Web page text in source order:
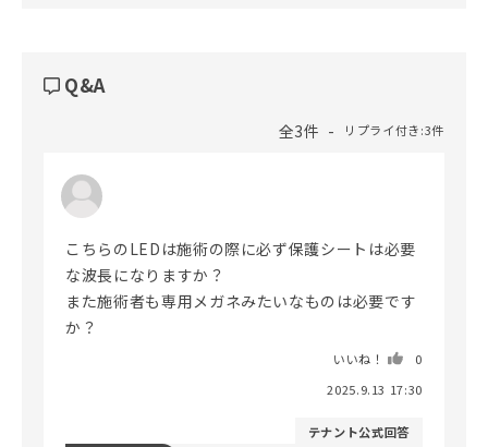
Q&A
全3件 リプライ付き:3件
こちらのLEDは施術の際に必ず保護シートは必要
な波長になりますか？
また施術者も専用メガネみたいなものは必要です
か？
いいね！
0
2025.9.13 17:30
テナント公式回答